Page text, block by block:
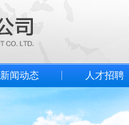
新闻动态 人才招聘